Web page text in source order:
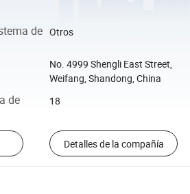
de Otros
No. 4999 Shengli East Street,
Weifang, Shandong, China
de
18
Detalles de la compañía